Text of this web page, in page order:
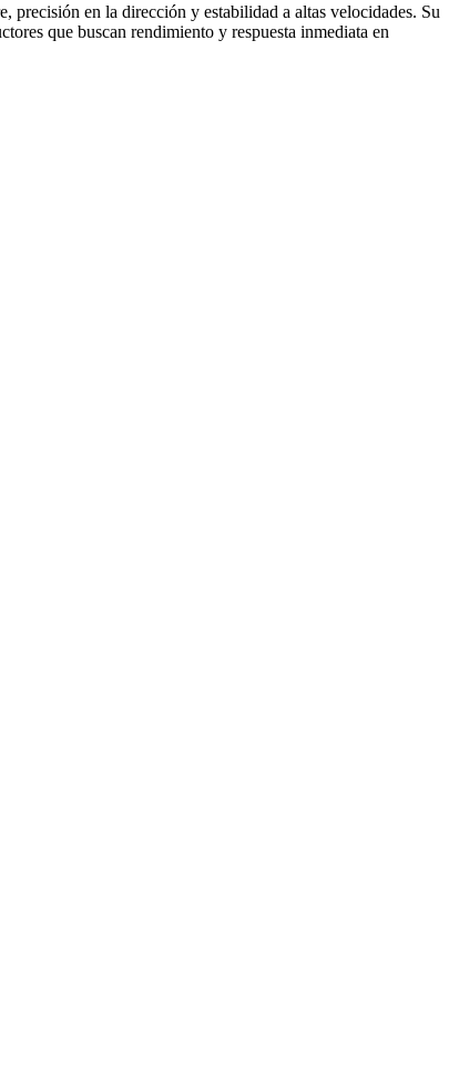
en la dirección y estabilidad a altas velocidades. Su
que buscan rendimiento y respuesta inmediata en